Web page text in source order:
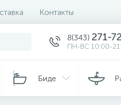
Контакты
8(343) 271-
ПН-ВС 10:00-
Биде